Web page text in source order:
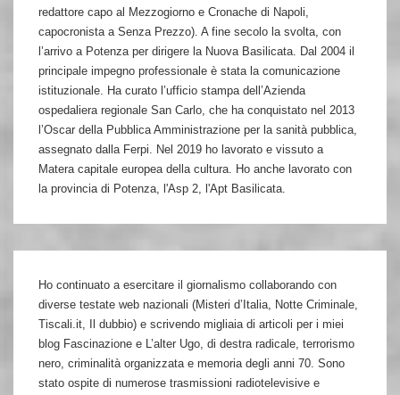
redattore capo al Mezzogiorno e Cronache di Napoli,
capocronista a Senza Prezzo). A fine secolo la svolta, con
l’arrivo a Potenza per dirigere la Nuova Basilicata. Dal 2004 il
principale impegno professionale è stata la comunicazione
istituzionale. Ha curato l’ufficio stampa dell’Azienda
ospedaliera regionale San Carlo, che ha conquistato nel 2013
l’Oscar della Pubblica Amministrazione per la sanità pubblica,
assegnato dalla Ferpi. Nel 2019 ho lavorato e vissuto a
Matera capitale europea della cultura. Ho anche lavorato con
la provincia di Potenza, l'Asp 2, l'Apt Basilicata.
Ho continuato a esercitare il giornalismo collaborando con
diverse testate web nazionali (Misteri d’Italia, Notte Criminale,
Tiscali.it, Il dubbio) e scrivendo migliaia di articoli per i miei
blog Fascinazione e L’alter Ugo, di destra radicale, terrorismo
nero, criminalità organizzata e memoria degli anni 70. Sono
stato ospite di numerose trasmissioni radiotelevisive e